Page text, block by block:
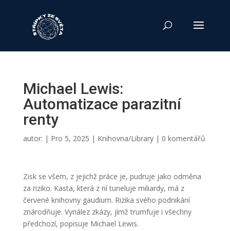
Michael Lewis:
Automatizace parazitní
renty
autor: | Pro 5, 2025 | Knihovna/Library| 0 komentářů
Zisk se všem, z jejichž práce je, pudruje jako odměna
za riziko. Kasta, která z ní tuneluje miliardy, má z
červené knihovny gaudium. Rizika svého podnikání
znárodňuje. Vynález zkázy, jímž trumfuje i všechny
předchozí, popisuje Michael Lewis.